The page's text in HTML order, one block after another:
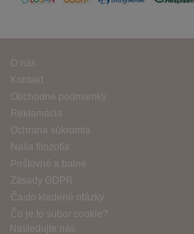
O nás
Kontakt
Obchodné podmienky
Reklamácia
Ochrana súkromia
Naša filozofia
Poštovné a balné
Zásady GDPR
Často kladené otázky
Čo je to súbor cookie?
Nasledujte nás